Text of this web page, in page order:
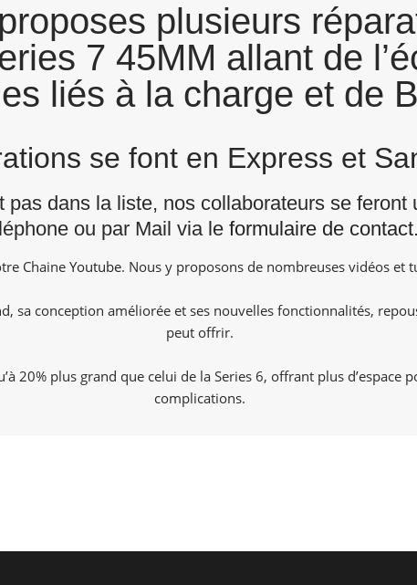
plusieurs
7 45MM allant de
liés à la charge et de
se font en Express et
pas dans la liste, nos collaborateurs se
ou par Mail via le formulaire de contact.
Chaine Youtube. Nous y proposons de nombreuses vidéos et
sa conception améliorée et ses nouvelles fonctionnalités,
peut offrir.
20% plus grand que celui de la Series 6, offrant plus
complications.